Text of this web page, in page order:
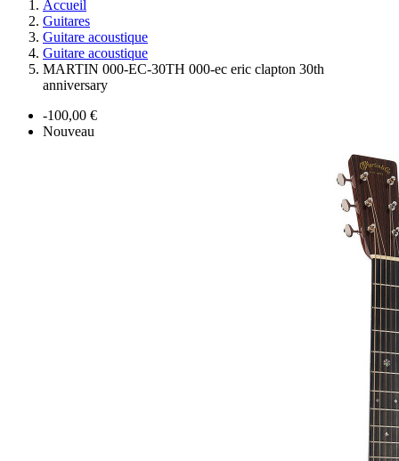
Accueil
Guitares
Guitare acoustique
Guitare acoustique
MARTIN 000-EC-30TH 000-ec eric clapton 30th
anniversary
-100,00 €
Nouveau